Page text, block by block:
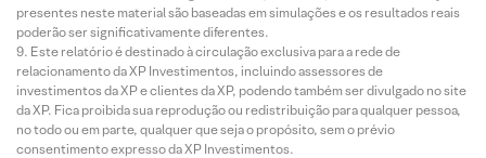
presentes neste material são baseadas em simulações e os resultados reais
poderão ser significativamente diferentes.
Este relatório é destinado à circulação exclusiva para a rede de
relacionamento da XP Investimentos, incluindo assessores de
investimentos da XP e clientes da XP, podendo também ser divulgado no site
da XP. Fica proibida sua reprodução ou redistribuição para qualquer pessoa,
no todo ou em parte, qualquer que seja o propósito, sem o prévio
consentimento expresso da XP Investimentos.